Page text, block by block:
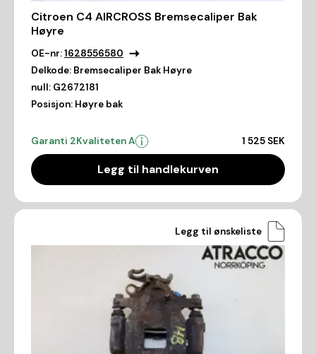
Citroen C4 AIRCROSS Bremsecaliper Bak
Høyre
OE-nr:1628556580
Delkode: Bremsecaliper Bak Høyre
null: G2672181
Posisjon: Høyre bak
Garanti 2Kvaliteten A 1 525 SEK
Legg til handlekurven
Legg til ønskeliste